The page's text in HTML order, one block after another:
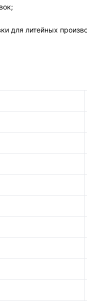
для литейных